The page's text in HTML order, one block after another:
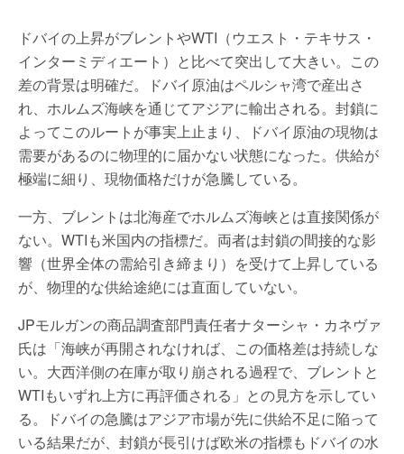
ドバイの上昇がブレントやWTI（ウエスト・テキサス・
インターミディエート）と比べて突出して大きい。この
差の背景は明確だ。ドバイ原油はペルシャ湾で産出さ
れ、ホルムズ海峡を通じてアジアに輸出される。封鎖に
よってこのルートが事実上止まり、ドバイ原油の現物は
需要があるのに物理的に届かない状態になった。供給が
極端に細り、現物価格だけが急騰している。
一方、ブレントは北海産でホルムズ海峡とは直接関係が
ない。WTIも米国内の指標だ。両者は封鎖の間接的な影
響（世界全体の需給引き締まり）を受けて上昇している
が、物理的な供給途絶には直面していない。
JPモルガンの商品調査部門責任者ナターシャ・カネヴァ
氏は「海峡が再開されなければ、この価格差は持続しな
い。大西洋側の在庫が取り崩される過程で、ブレントと
WTIもいずれ上方に再評価される」との見方を示してい
る。ドバイの急騰はアジア市場が先に供給不足に陥って
いる結果だが、封鎖が長引けば欧米の指標もドバイの水